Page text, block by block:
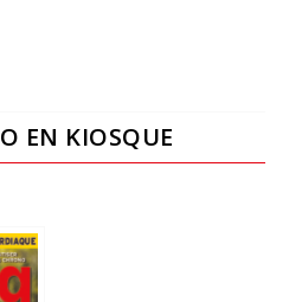
EN KIOSQUE